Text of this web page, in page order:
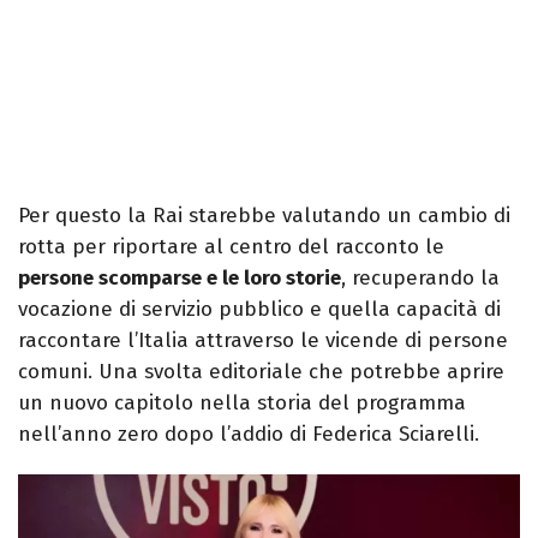
Per questo la Rai starebbe valutando un cambio di
rotta per riportare al centro del racconto le
persone scomparse e le loro storie, recuperando la
vocazione di servizio pubblico e quella capacità di
raccontare l’Italia attraverso le vicende di persone
comuni. Una svolta editoriale che potrebbe aprire
un nuovo capitolo nella storia del programma
nell’anno zero dopo l’addio di Federica Sciarelli.